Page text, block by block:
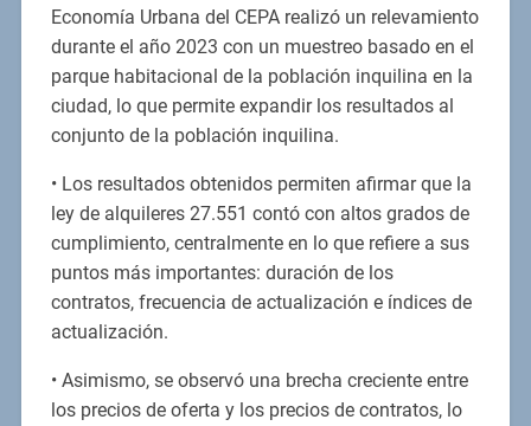
Economía Urbana del CEPA realizó un relevamiento
durante el año 2023 con un muestreo basado en el
parque habitacional de la población inquilina en la
ciudad, lo que permite expandir los resultados al
conjunto de la población inquilina.
• Los resultados obtenidos permiten afirmar que la
ley de alquileres 27.551 contó con altos grados de
cumplimiento, centralmente en lo que refiere a sus
puntos más importantes: duración de los
contratos, frecuencia de actualización e índices de
actualización.
• Asimismo, se observó una brecha creciente entre
los precios de oferta y los precios de contratos, lo